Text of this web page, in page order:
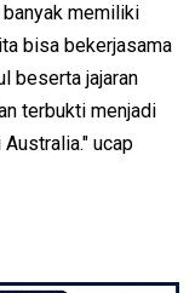
banyak memiliki
bisa bekerjasama
beserta jajaran
terbukti menjadi
ucap